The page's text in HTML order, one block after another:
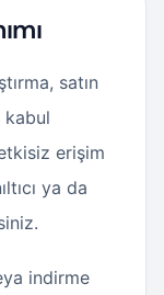
satın
kabul
erişim
ya da
indirme